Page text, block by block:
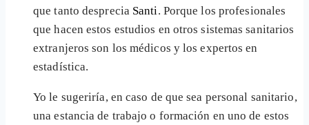
que tanto desprecia Santi. Porque los profesionales
que hacen estos estudios en otros sistemas sanitarios
extranjeros son los médicos y los expertos en
estadística.
Yo le sugeriría, en caso de que sea personal sanitario,
una estancia de trabajo o formación en uno de estos